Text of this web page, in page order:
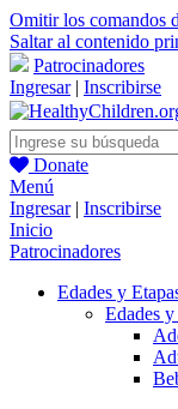
Omitir los comandos
Saltar al contenido
Patrocinadores
Ingresar| Inscribirse
Donate
Menú
Ingresar| Inscribirse
Inicio
Patrocinadores
Edades y
Edades y